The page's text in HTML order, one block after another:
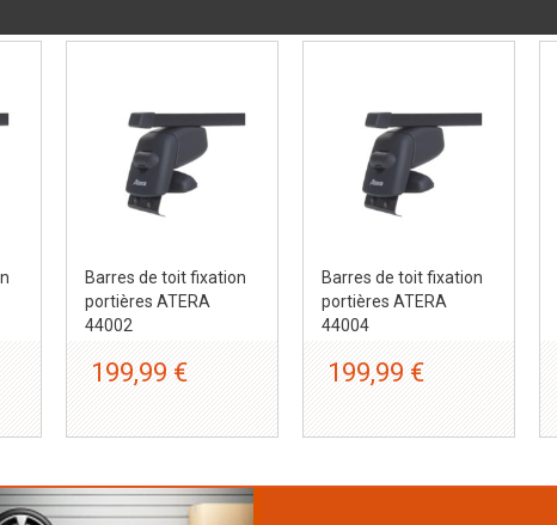
Barres de toit fixation
portières ATERA
44002
199,99 €
Barres de toit fixation
portières ATERA
44004
199,99 €